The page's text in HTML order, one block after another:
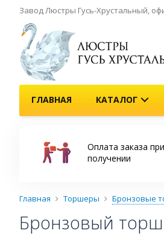
Завод Люстры Гусь-Хрустальный,
ГЛАВНАЯ КАТАЛОГ
Оплата заказа при
получении
Главная Торшеры Бронзовые
Бронзовый